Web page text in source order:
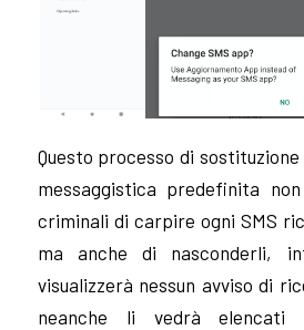
Questo processo di sostituzione
messaggistica predefinita
criminali di carpire ogni SMS
ma anche di nasconderli,
visualizzerà nessun avviso di
neanche li vedrà elencati